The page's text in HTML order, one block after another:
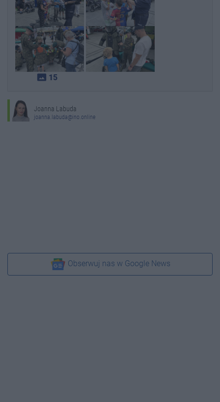
photo_size_select_actual 15
Joanna Labuda
joanna.labuda@ino.online
Obserwuj nas w Google News